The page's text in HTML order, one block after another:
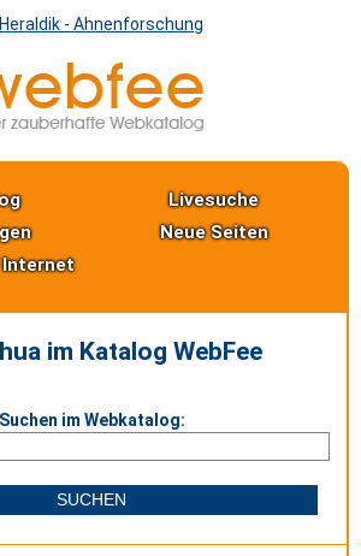
Livesuche
Neue Seiten
Internet
im Katalog WebFee
Suchen im Webkatalog: